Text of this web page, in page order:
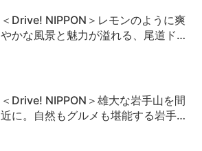
＜Drive! NIPPON＞レモンのように爽
やかな風景と魅力が溢れる、尾道ド…
＜Drive! NIPPON＞雄大な岩手山を間
近に。自然もグルメも堪能する岩手…